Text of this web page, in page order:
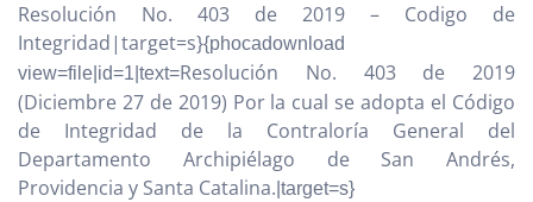
Resolución No. 403 de 2019 – Codigo de
Integridad|target=s}{phocadownload
view=file|id=1|text=Resolución No. 403 de 2019
(Diciembre 27 de 2019) Por la cual se adopta el Código
de Integridad de la Contraloría General del
Departamento Archipiélago de San Andrés,
Providencia y Santa Catalina. |target=s}